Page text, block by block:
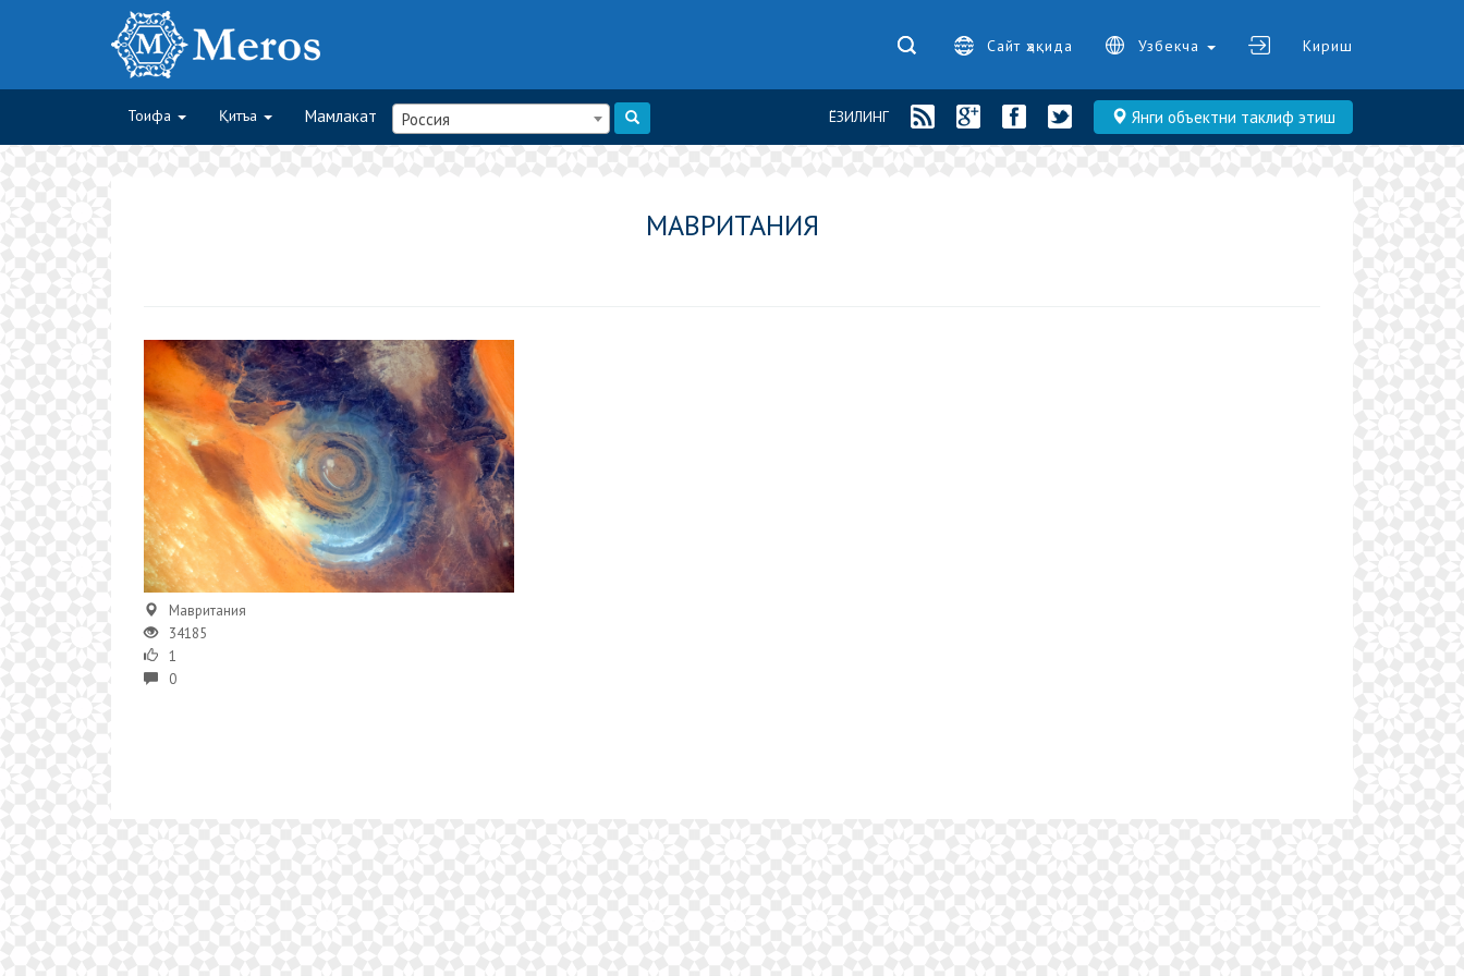
Сайт ҳақида Узбекча Кириш
Тоифа Қитъа Мамлакат Россия Янги объектни таклиф этиш
ЁЗИЛИНГ
МАВРИТАНИЯ
Мавритания
34185
1
0